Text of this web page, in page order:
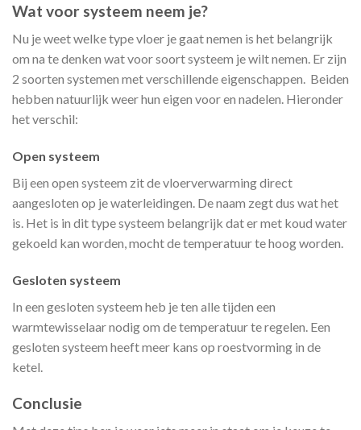
Wat voor systeem neem je?
Nu je weet welke type vloer je gaat nemen is het belangrijk
om na te denken wat voor soort systeem je wilt nemen. Er zijn
2 soorten systemen met verschillende eigenschappen. Beiden
hebben natuurlijk weer hun eigen voor en nadelen. Hieronder
het verschil:
Open systeem
Bij een open systeem zit de vloerverwarming direct
aangesloten op je waterleidingen. De naam zegt dus wat het
is. Het is in dit type systeem belangrijk dat er met koud water
gekoeld kan worden, mocht de temperatuur te hoog worden.
Gesloten systeem
In een gesloten systeem heb je ten alle tijden een
warmtewisselaar nodig om de temperatuur te regelen. Een
gesloten systeem heeft meer kans op roestvorming in de
ketel.
Conclusie